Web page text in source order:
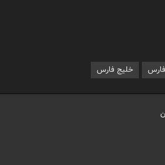
خلیج فارس